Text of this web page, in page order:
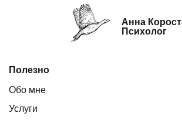
Анна
Психолог
Полезно
Обо мне
Услуги